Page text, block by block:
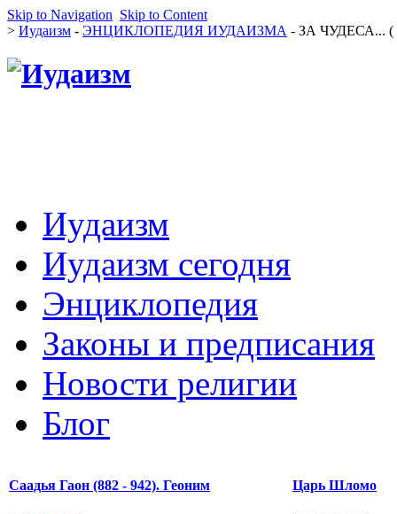
Skip to Navigation Skip to Content
> Иудаизм - ЭНЦИКЛОПЕДИЯ ИУДАИЗМА - ЗА ЧУДЕСА... (
Иудаизм
Иудаизм сегодня
Энциклопедия
Законы и предписания
Новости религии
Блог
Саадья Гаон (882 - 942). Геоним Царь Шломо